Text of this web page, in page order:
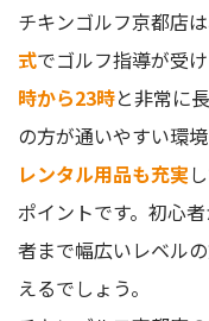
チキンゴルフ京都店
式でゴルフ指導が受
時から23時と非常に
の方が通いやすい環
レンタル用品も充実
ポイントです。初心
者まで幅広いレベル
えるでしょう。